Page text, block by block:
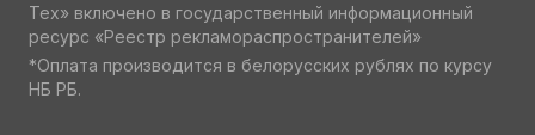
Тех» включено в государственный информационный
ресурс «Реестр рекламораспространителей»
*Оплата производится в белорусских рублях по курсу
НБ РБ.